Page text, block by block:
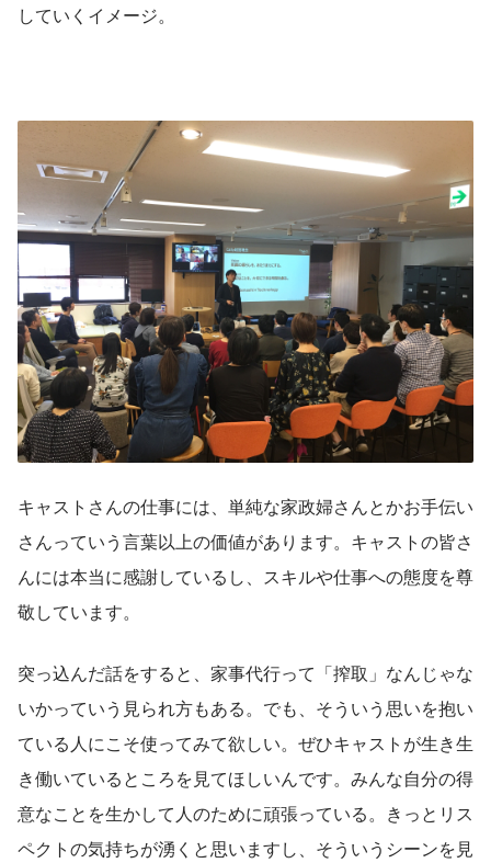
していくイメージ。
キャストさんの仕事には、単純な家政婦さんとかお手伝い
さんっていう言葉以上の価値があります。キャストの皆さ
んには本当に感謝しているし、スキルや仕事への態度を尊
敬しています。
突っ込んだ話をすると、家事代行って「搾取」なんじゃな
いかっていう見られ方もある。でも、そういう思いを抱い
ている人にこそ使ってみて欲しい。ぜひキャストが生き生
き働いているところを見てほしいんです。みんな自分の得
意なことを生かして人のために頑張っている。きっとリス
ペクトの気持ちが湧くと思いますし、そういうシーンを見